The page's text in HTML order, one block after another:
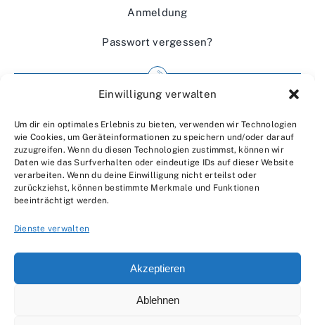
Einwilligung verwalten
Um dir ein optimales Erlebnis zu bieten, verwenden wir Technologien
wie Cookies, um Geräteinformationen zu speichern und/oder darauf
zuzugreifen. Wenn du diesen Technologien zustimmst, können wir
Daten wie das Surfverhalten oder eindeutige IDs auf dieser Website
verarbeiten. Wenn du deine Einwilligung nicht erteilst oder
zurückziehst, können bestimmte Merkmale und Funktionen
beeinträchtigt werden.
Dienste verwalten
Akzeptieren
Ablehnen
Anmeldung
Passwort vergessen?
Wir über uns
Kontakt
Datenschutzerklärung
© 2007 - 2026 •by Moveco